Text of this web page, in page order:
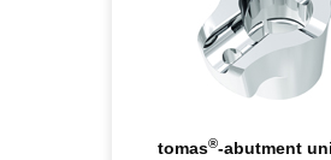
tomas®-abutment